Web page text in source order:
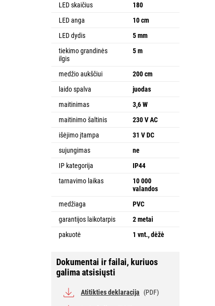
LED skaičius
180
LED anga
10 cm
LED dydis
5 mm
tiekimo grandinės
ilgis
5 m
medžio aukščiui
200 cm
laido spalva
juodas
maitinimas
3,6 W
maitinimo šaltinis
230 V AC
išėjimo įtampa
31 V DC
sujungimas
ne
IP kategorija
IP44
tarnavimo laikas
10 000
valandos
medžiaga
PVC
garantijos laikotarpis
2 metai
pakuotė
1 vnt., dėžė
Dokumentai ir failai, kuriuos
galima atsisiųsti
Atitikties deklaracija (PDF)